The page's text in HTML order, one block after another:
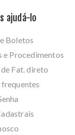
ajudá-lo
Boletos
e Procedimentos
Fat. direto